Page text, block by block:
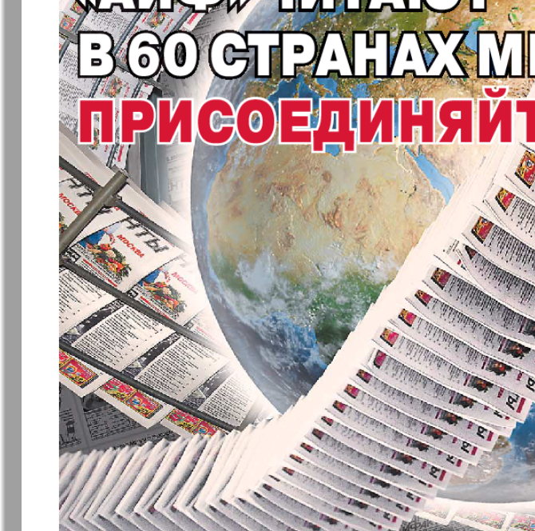
7плюс7я Авангард АйБолит
Анонс Антенна
факты
Афиша Augsburg Бизнес Бизнес
Ваша газета Версия Вести
Вечное
сокровище
Восточная
Германия
курьер
Германия плюс Давай Диалог
Домашний
кулинар
Домашний
ресторан
Дублин
Европа экспресс
Европейский
меридиан
ExPress